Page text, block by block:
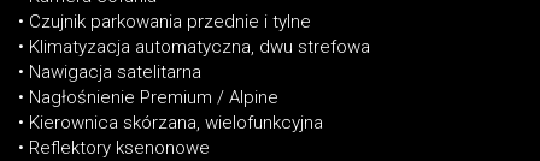
• Czujnik parkowania przednie i tylne
• Klimatyzacja automatyczna, dwu strefowa
• Nawigacja satelitarna
• Nagłośnienie Premium / Alpine
• Kierownica skórzana, wielofunkcyjna
• Reflektory ksenonowe